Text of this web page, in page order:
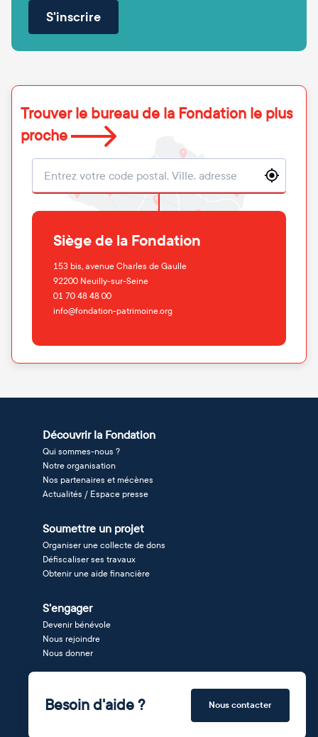
S'inscrire
Trouver le bureau de la Fondation le plus
proche
Localisation
Siège de la Fondation
153 bis, avenue Charles de Gaulle
92200 Neuilly-sur-Seine
01 70 48 48 00
info@fondation-patrimoine.org
Découvrir la Fondation
Qui sommes-nous ?
Notre organisation
Nos partenaires et mécènes
Actualités / Espace presse
Soumettre un projet
Organiser une collecte de dons
Défiscaliser ses travaux
Obtenir une aide financière
S'engager
Devenir bénévole
Nous rejoindre
Nous donner
Besoin d'aide ? Nous contacter